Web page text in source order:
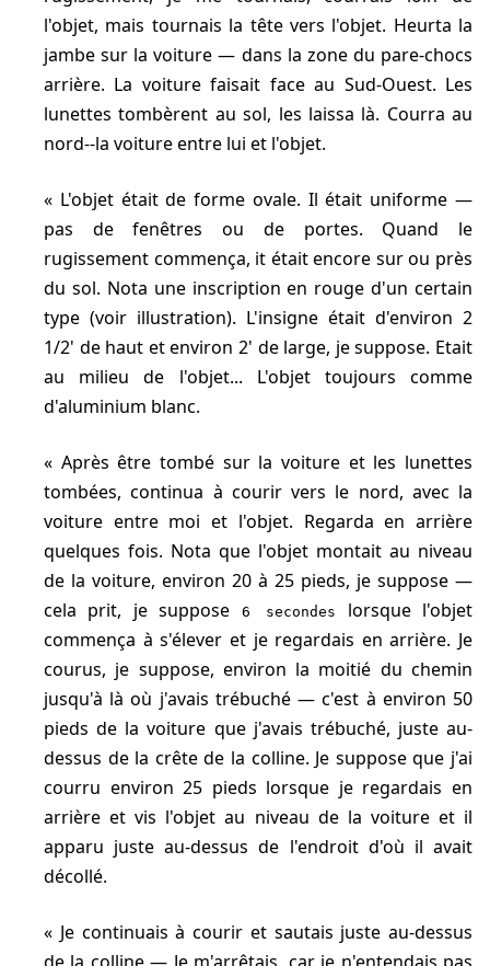
l'objet, mais tournais la tête vers l'objet. Heurta la
jambe sur la voiture — dans la zone du pare-chocs
arrière. La voiture faisait face au Sud-Ouest. Les
lunettes tombèrent au sol, les laissa là. Courra au
nord--la voiture entre lui et l'objet.
L'objet était de forme ovale. Il était uniforme —
pas de fenêtres ou de portes. Quand le
rugissement commença, it était encore sur ou près
du sol. Nota une inscription en rouge d'un certain
type (voir illustration). L'insigne était d'environ 2
1/2' de haut et environ 2' de large, je suppose. Etait
au milieu de l'objet... L'objet toujours comme
d'aluminium blanc.
Après être tombé sur la voiture et les lunettes
tombées, continua à courir vers le nord, avec la
voiture entre moi et l'objet. Regarda en arrière
quelques fois. Nota que l'objet montait au niveau
de la voiture, environ 20 à 25 pieds, je suppose —
cela prit, je suppose
6 secondes
lorsque l'objet
commença à s'élever et je regardais en arrière. Je
courus, je suppose, environ la moitié du chemin
jusqu'à là où j'avais trébuché — c'est à environ 50
pieds de la voiture que j'avais trébuché, juste au-
dessus de la crête de la colline. Je suppose que j'ai
courru environ 25 pieds lorsque je regardais en
arrière et vis l'objet au niveau de la voiture et il
apparu juste au-dessus de l'endroit d'où il avait
décollé.
Je continuais à courir et sautais juste au-dessus